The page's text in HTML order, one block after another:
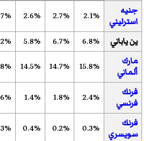
جنيه
استرليني
2.1%
2.7%
2.6%
ين ياباني
6.8%
6.7%
5.8%
مارك
ألماني
15.8%
14.7%
14.5%
فرنك
فرنسي
2.4%
1.8%
1.4%
فرنك
سويسري
0.3%
0.2%
0.4%